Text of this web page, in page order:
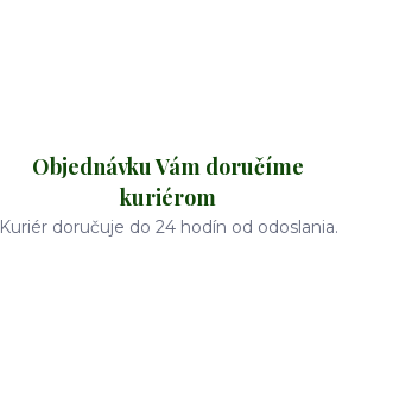
Objednávku Vám doručíme
kuriérom
Kuriér doručuje do 24 hodín od odoslania.